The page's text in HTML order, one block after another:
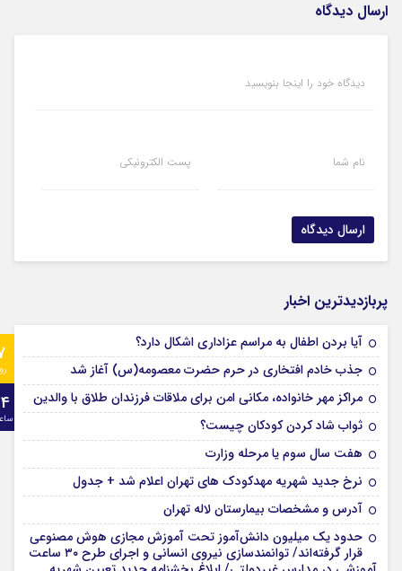
ارسال دیدگاه
دیدگاه خود را اینجا بنویسید
نام شما پست الکترونیکی
پربازدیدترین اخبار
آیا بردن اطفال به مراسم عزادارى اشکال دارد؟
جذب خادم افتخاری در حرم حضرت معصومه(س) آغاز شد
مراکز مهر خانواده، مکانی امن برای ملاقات فرزندان طلاق با والدین
ثواب شاد کردن کودکان چیست؟
هفت سال سوم یا مرحله وزارت
نرخ جدید شهریه مهدکودک های تهران اعلام شد + جدول
آدرس و مشخصات بیمارستان لاله تهران
حدود یک میلیون دانش‌آموز تحت آموزش مجازی هوش مصنوعی
قرار گرفته‌اند/ توانمندسازی نیروی انسانی و اجرای طرح ۳۰ ساعت